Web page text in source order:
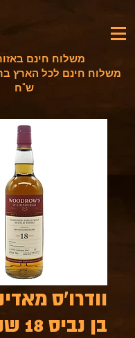
משלוח חינם
ש"ח
וודרו'ס
בן